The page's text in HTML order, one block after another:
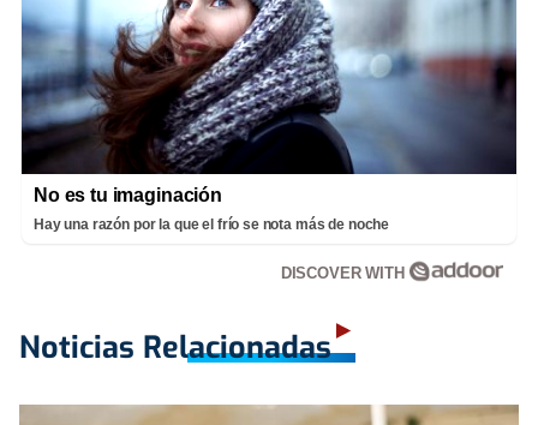
No es tu imaginación
Hay una razón por la que el frío se nota más de noche
DISCOVER WITH
Noticias Relacionadas